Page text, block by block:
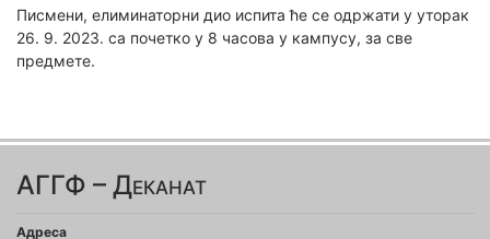
Писмени, елиминаторни дио испита ће се одржати у уторак
26. 9. 2023. са почетко у 8 часова у кампусу, за све
предмете.
АГГФ – Деканат
Адреса